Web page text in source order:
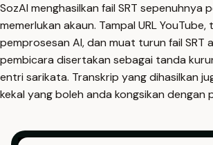
SozAI menghasilkan fail SRT sepenuhnya
memerlukan akaun. Tampal URL YouTube,
pemprosesan AI, dan muat turun fail SRT
pembicara disertakan sebagai tanda
entri sarikata. Transkrip yang dihasilkan
kekal yang boleh anda kongsikan dengan